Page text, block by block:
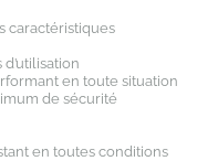
caractéristiques
en toute situation
de sécurité
en toutes conditions